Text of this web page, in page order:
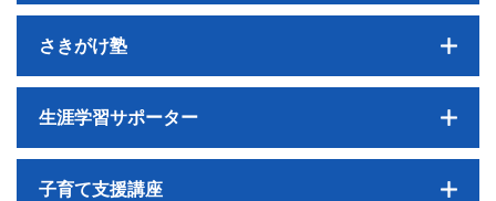
さきがけ塾
生涯学習サポーター
子育て支援講座